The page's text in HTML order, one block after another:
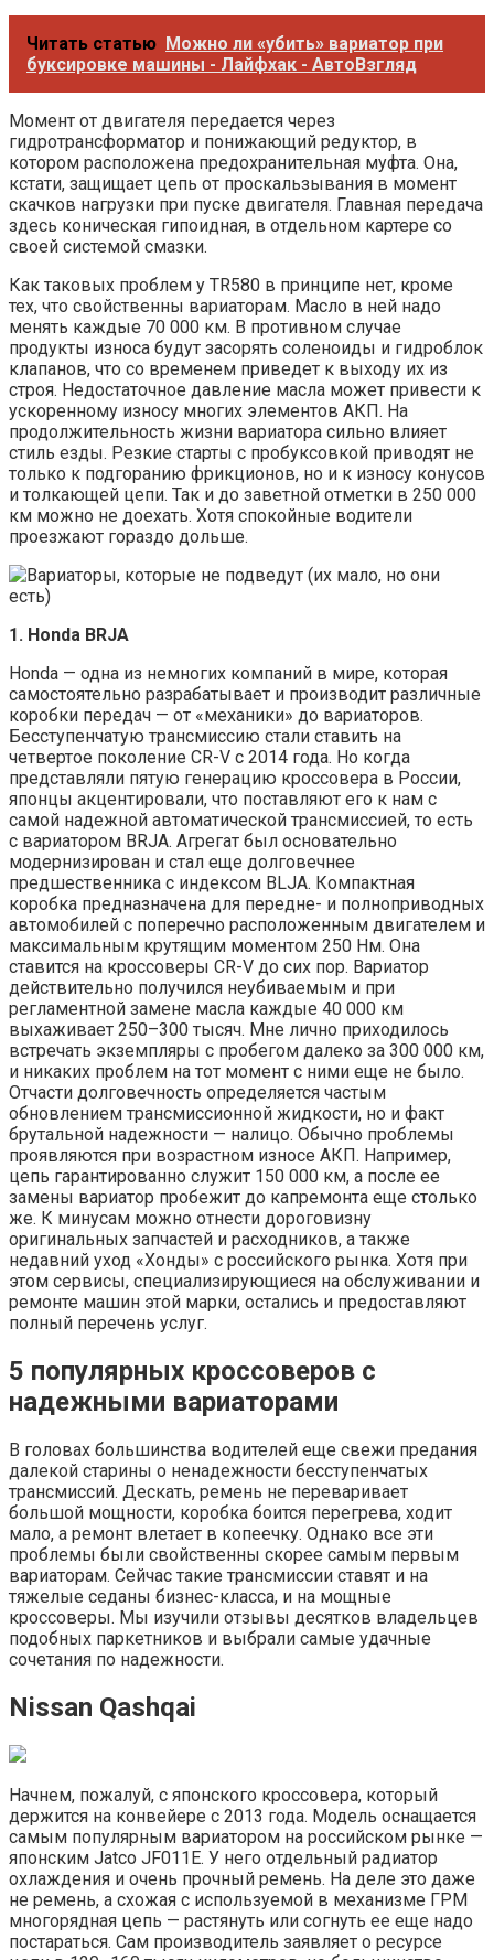
Читать статью Можно ли «убить» вариатор при
буксировке машины - Лайфхак - АвтоВзгляд
Момент от двигателя передается через
гидротрансформатор и понижающий редуктор, в
котором расположена предохранительная муфта. Она,
кстати, защищает цепь от проскальзывания в момент
скачков нагрузки при пуске двигателя. Главная передача
здесь коническая гипоидная, в отдельном картере со
своей системой смазки.
Как таковых проблем у TR580 в принципе нет, кроме
тех, что свойственны вариаторам. Масло в ней надо
менять каждые 70 000 км. В противном случае
продукты износа будут засорять соленоиды и гидроблок
клапанов, что со временем приведет к выходу их из
строя. Недостаточное давление масла может привести к
ускоренному износу многих элементов АКП. На
продолжительность жизни вариатора сильно влияет
стиль езды. Резкие старты с пробуксовкой приводят не
только к подгоранию фрикционов, но и к износу конусов
и толкающей цепи. Так и до заветной отметки в 250 000
км можно не доехать. Хотя спокойные водители
проезжают гораздо дольше.
1. Ноnda BRJA
Honda — одна из немногих компаний в мире, которая
самостоятельно разрабатывает и производит различные
коробки передач — от «механики» до вариаторов.
Бесступенчатую трансмиссию стали ставить на
четвертое поколение CR-V c 2014 года. Но когда
представляли пятую генерацию кроссовера в России,
японцы акцентировали, что поставляют его к нам с
самой надежной автоматической трансмиссией, то есть
с вариатором BRJA. Агрегат был основательно
модернизирован и стал еще долговечнее
предшественника с индексом BLJA. Компактная
коробка предназначена для передне- и полноприводных
автомобилей с поперечно расположенным двигателем и
максимальным крутящим моментом 250 Нм. Она
ставится на кроссоверы CR-V до сих пор. Вариатор
действительно получился неубиваемым и при
регламентной замене масла каждые 40 000 км
выхаживает 250–300 тысяч. Мне лично приходилось
встречать экземпляры с пробегом далеко за 300 000 км,
и никаких проблем на тот момент с ними еще не было.
Отчасти долговечность определяется частым
обновлением трансмиссионной жидкости, но и факт
брутальной надежности — налицо. Обычно проблемы
проявляются при возрастном износе АКП. Например,
цепь гарантированно служит 150 000 км, а после ее
замены вариатор пробежит до капремонта еще столько
же. К минусам можно отнести дороговизну
оригинальных запчастей и расходников, а также
недавний уход «Хонды» с российского рынка. Хотя при
этом сервисы, специализирующиеся на обслуживании и
ремонте машин этой марки, остались и предоставляют
полный перечень услуг.
5 популярных кроссоверов с
надежными вариаторами
В головах большинства водителей еще свежи предания
далекой старины о ненадежности бесступенчатых
трансмиссий. Дескать, ремень не переваривает
большой мощности, коробка боится перегрева, ходит
мало, а ремонт влетает в копеечку. Однако все эти
проблемы были свойственны скорее самым первым
вариаторам. Сейчас такие трансмиссии ставят и на
тяжелые седаны бизнес-класса, и на мощные
кроссоверы. Мы изучили отзывы десятков владельцев
подобных паркетников и выбрали самые удачные
сочетания по надежности.
Nissan Qashqai
Начнем, пожалуй, с японского кроссовера, который
держится на конвейере с 2013 года. Модель оснащается
самым популярным вариатором на российском рынке —
японским Jatco JF011E. У него отдельный радиатор
охлаждения и очень прочный ремень. На деле это даже
не ремень, а схожая с используемой в механизме ГРМ
многорядная цепь — растянуть или согнуть ее еще надо
постараться. Сам производитель заявляет о ресурсе